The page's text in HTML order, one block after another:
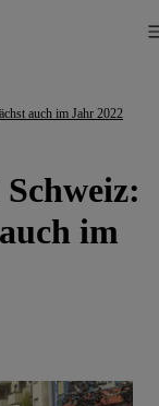
auch im Jahr 2022
im